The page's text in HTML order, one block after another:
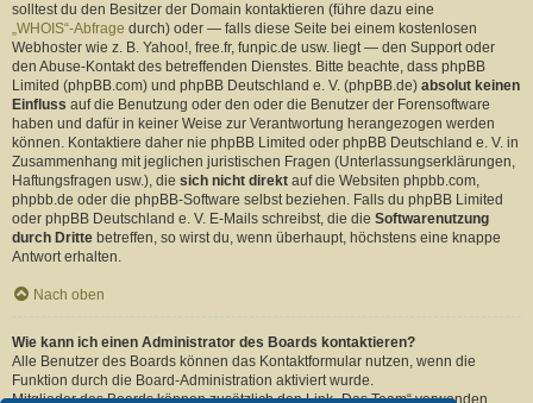
solltest du den Besitzer der Domain kontaktieren (führe dazu eine
„WHOIS“-Abfrage durch) oder — falls diese Seite bei einem kostenlosen
Webhoster wie z. B. Yahoo!, free.fr, funpic.de usw. liegt — den Support oder
den Abuse-Kontakt des betreffenden Dienstes. Bitte beachte, dass phpBB
Limited (phpBB.com) und phpBB Deutschland e. V. (phpBB.de) absolut keinen
Einfluss auf die Benutzung oder den oder die Benutzer der Forensoftware
haben und dafür in keiner Weise zur Verantwortung herangezogen werden
können. Kontaktiere daher nie phpBB Limited oder phpBB Deutschland e. V. in
Zusammenhang mit jeglichen juristischen Fragen (Unterlassungserklärungen,
Haftungsfragen usw.), die sich nicht direkt auf die Websiten phpbb.com,
phpbb.de oder die phpBB-Software selbst beziehen. Falls du phpBB Limited
oder phpBB Deutschland e. V. E-Mails schreibst, die die Softwarenutzung
durch Dritte betreffen, so wirst du, wenn überhaupt, höchstens eine knappe
Antwort erhalten.
Nach oben
Wie kann ich einen Administrator des Boards kontaktieren?
Alle Benutzer des Boards können das Kontaktformular nutzen, wenn die
Funktion durch die Board-Administration aktiviert wurde.
Mitglieder des Boards können zusätzlich den Link „Das Team“ verwenden.